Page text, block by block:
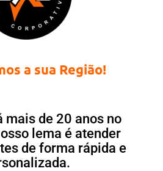
a sua Região!
mais de 20 anos no
lema é atender
de forma rápida e